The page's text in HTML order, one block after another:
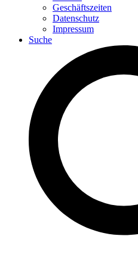
Geschäftszeiten
Datenschutz
Impressum
Suche